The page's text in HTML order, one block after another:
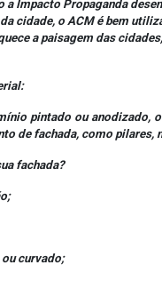
a Impacto Propaganda
cidade, o ACM é bem
a paisagem das
pintado ou anodizado,
de fachada, como
fachada?
curvado;